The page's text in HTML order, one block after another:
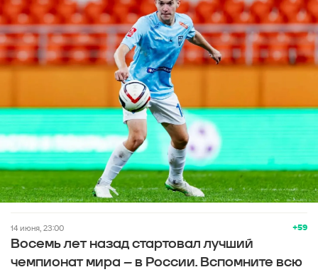
+59
14 июня, 23:00
Восемь лет назад стартовал лучший
чемпионат мира – в России. Вспомните всю